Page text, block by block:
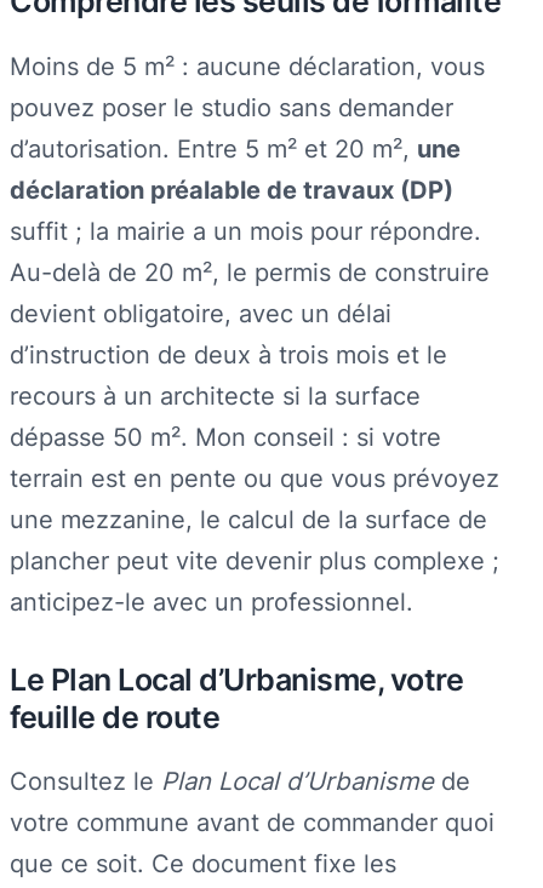
Moins de 5 m² : aucune déclaration, vous
pouvez poser le studio sans demander
d’autorisation. Entre 5 m² et 20 m², une
déclaration préalable de travaux (DP)
suffit ; la mairie a un mois pour répondre.
Au-delà de 20 m², le permis de construire
devient obligatoire, avec un délai
d’instruction de deux à trois mois et le
recours à un architecte si la surface
dépasse 50 m². Mon conseil : si votre
terrain est en pente ou que vous prévoyez
une mezzanine, le calcul de la surface de
plancher peut vite devenir plus complexe ;
anticipez-le avec un professionnel.
Le Plan Local d’Urbanisme, votre
feuille de route
Consultez le Plan Local d’Urbanismede
votre commune avant de commander quoi
que ce soit. Ce document fixe les